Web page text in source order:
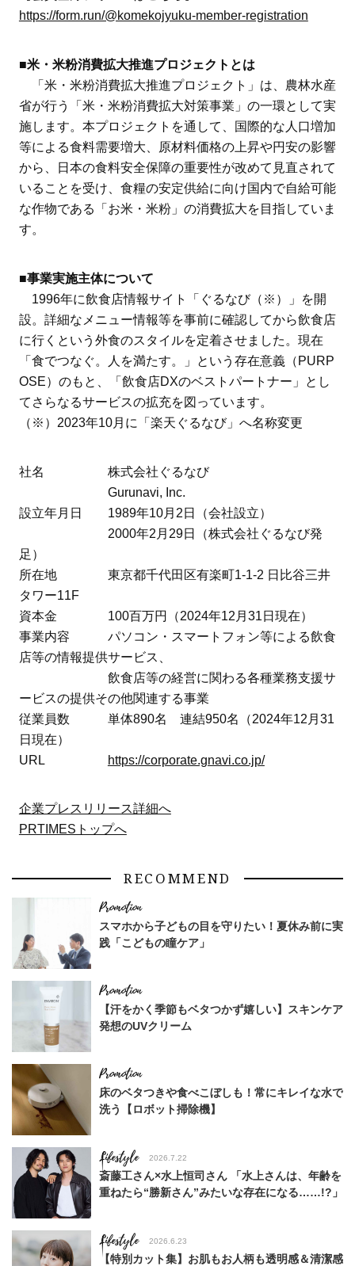
https://form.run/@komekojyuku-member-registration
■米・米粉消費拡大推進プロジェクトとは
「米・米粉消費拡大推進プロジェクト」は、農林水産
省が行う「米・米粉消費拡大対策事業」の一環として実
施します。本プロジェクトを通して、国際的な人口増加
等による食料需要増大、原材料価格の上昇や円安の影響
から、日本の食料安全保障の重要性が改めて見直されて
いることを受け、食糧の安定供給に向け国内で自給可能
な作物である「お米・米粉」の消費拡大を目指していま
す。
■事業実施主体について
1996年に飲食店情報サイト「ぐるなび（※）」を開
設。詳細なメニュー情報等を事前に確認してから飲食店
に行くという外食のスタイルを定着させました。現在
「食でつなぐ。人を満たす。」という存在意義（PURP
OSE）のもと、「飲食店DXのベストパートナー」とし
てさらなるサービスの拡充を図っています。
（※）2023年10月に「楽天ぐるなび」へ名称変更
社名 株式会社ぐるなび
Gurunavi, Inc.
設立年月日 1989年10月2日（会社設立）
2000年2月29日（株式会社ぐるなび発
足）
所在地 東京都千代田区有楽町1-1-2 日比谷三井
タワー11F
資本金 100百万円（2024年12月31日現在）
事業内容 パソコン・スマートフォン等による飲食
店等の情報提供サービス、
飲食店等の経営に関わる各種業務支援サ
ービスの提供その他関連する事業
従業員数 単体890名 連結950名（2024年12月31
日現在）
URL
https://corporate.gnavi.co.jp/
企業プレスリリース詳細へ
PRTIMESトップへ
RECOMMEND
スマホから子どもの目を守りたい！夏休み前に実
践「こどもの瞳ケア」
【汗をかく季節もベタつかず嬉しい】スキンケア
発想のUVクリーム
床のベタつきや食べこぼしも！常にキレイな水で
洗う【ロボット掃除機】
Lifestyle 2026.7.22
斎藤工さん×水上恒司さん 「水上さんは、年齢を
重ねたら“勝新さん”みたいな存在になる……!?」
Lifestyle 2026.6.23
【特別カット集】お肌もお人柄も透明感＆清潔感